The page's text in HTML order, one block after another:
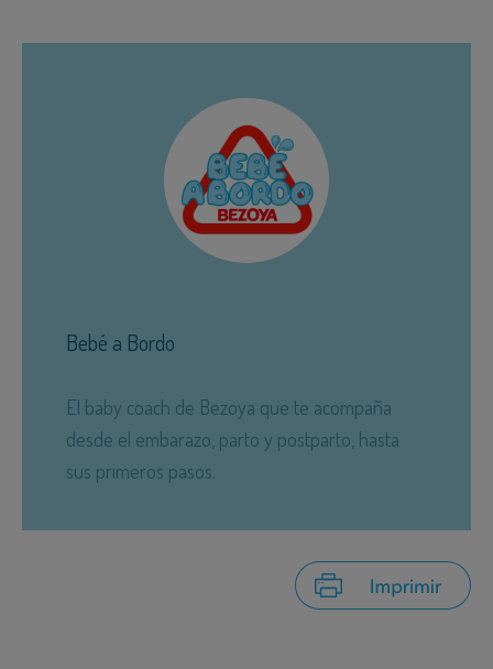
Bebé a Bordo
El baby coach de Bezoya que te acompaña
desde el embarazo, parto y postparto, hasta
sus primeros pasos.